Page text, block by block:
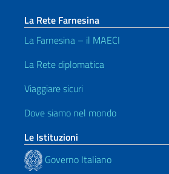
La Rete Farnesina
La Farnesina – il MAECI
La Rete diplomatica
Viaggiare sicuri
Dove siamo nel mondo
Le Istituzioni
Governo Italiano